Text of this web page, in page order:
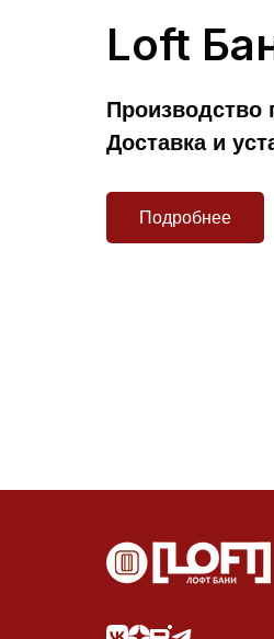
Loft
Производство
Доставка и
Подробнее